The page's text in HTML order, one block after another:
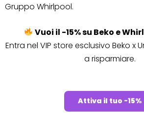
Gruppo Whirlpool.
Vuoi il -15% su Beko e
Entra nel VIP store esclusivo Beko x
a risparmiare.
Attiva il tuo -15%